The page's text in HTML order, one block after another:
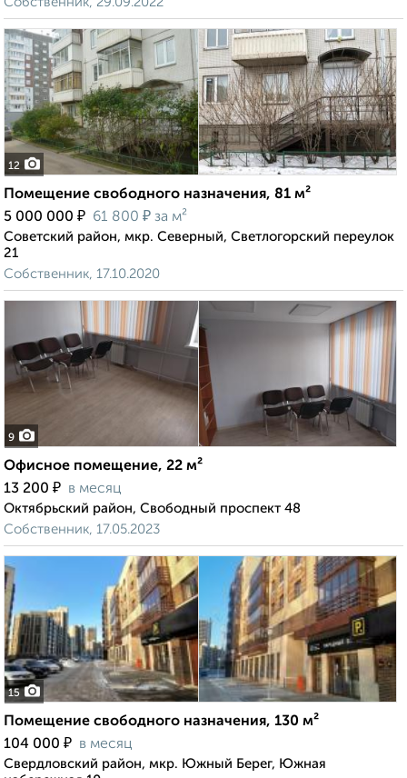
12
Помещение свободного назначения, 81 м²
5 000 000 ₽ 61 800 ₽ за м²
Советский район, мкр. Северный, Светлогорский переулок
21
Собственник, 17.10.2020
9
Офисное помещение, 22 м²
13 200 ₽ в месяц
Октябрьский район, Свободный проспект 48
Собственник, 17.05.2023
15
Помещение свободного назначения, 130 м²
104 000 ₽ в месяц
Свердловский район, мкр. Южный Берег, Южная